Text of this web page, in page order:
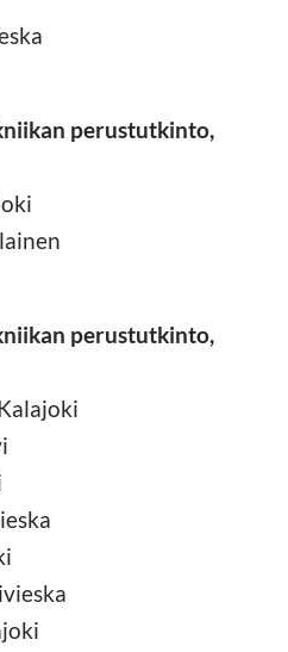
perustutkinto,
perustutkinto,